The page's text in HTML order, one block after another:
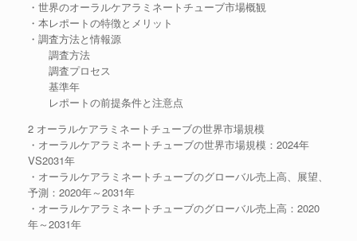
・世界のオーラルケアラミネートチューブ市場概観
・本レポートの特徴とメリット
・調査方法と情報源
調査方法
調査プロセス
基準年
レポートの前提条件と注意点
2 オーラルケアラミネートチューブの世界市場規模
・オーラルケアラミネートチューブの世界市場規模：2024年
VS2031年
・オーラルケアラミネートチューブのグローバル売上高、展望、
予測：2020年～2031年
・オーラルケアラミネートチューブのグローバル売上高：2020
年～2031年